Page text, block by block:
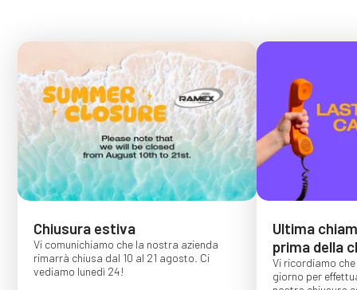
Chiusura estiva
Vi comunichiamo che la nostra azienda
rimarrà chiusa dal 10 al 21 agosto. Ci
vediamo lunedì 24!
Ultima
prima della
Vi ricordiamo
giorno per